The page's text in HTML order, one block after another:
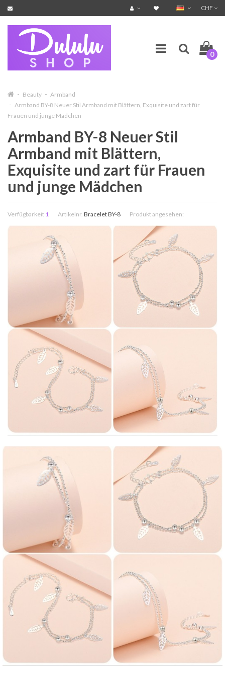
CHF
0
Beauty
Armband
Armband BY-8 Neuer Stil Armband mit Blättern, Exquisite und zart für
Frauen und junge Mädchen
Armband BY-8 Neuer Stil
Armband mit Blättern,
Exquisite und zart für Frauen
und junge Mädchen
Verfügbarkeit 1 Artikelnr. Bracelet BY-8 Produkt angesehen: